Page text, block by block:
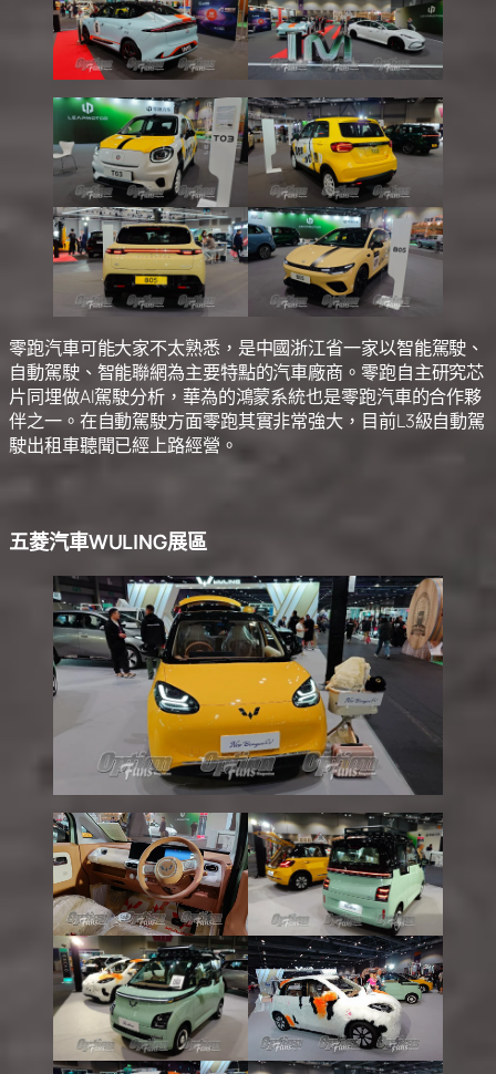
零跑汽車可能大家不太熟悉，是中國浙江省一家以智能駕駛、
自動駕駛、智能聯網為主要特點的汽車廠商。零跑自主研究芯
片同埋做AI駕駛分析，華為的鴻蒙系統也是零跑汽車的合作夥
伴之一。在自動駕駛方面零跑其實非常強大，目前L3級自動駕
駛出租車聽聞已經上路經營。
五菱汽車WULING展區